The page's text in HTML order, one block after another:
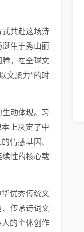
式共赴这场诗
生于秀山丽
，在全球文
文聚力”的时
动体现。习
上决定了中
情感基因、
性的核心载
优秀传统文
传承诗词文
的个体创作